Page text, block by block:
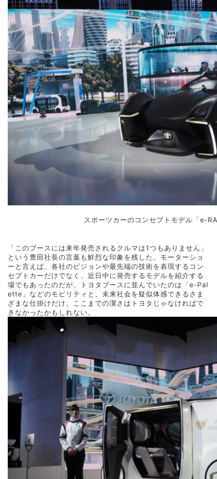
スポーツカーのコンセプトモデル「e-
「このブースには来年発売されるクルマは1つもありません」
という豊田社長の言葉も鮮烈な印象を残した。モーターショ
ーと言えば、各社のビジョンや最先端の技術を表現するコン
セプトカーだけでなく、近日中に発売するモデルを紹介する
場でもあったのだが、トヨタブースに並んでいたのは「e-Pal
ette」などのモビリティと、未来社会を疑似体感できるさま
ざまな仕掛けだけ。ここまでの潔さはトヨタじゃなければで
きなかったかもしれない。